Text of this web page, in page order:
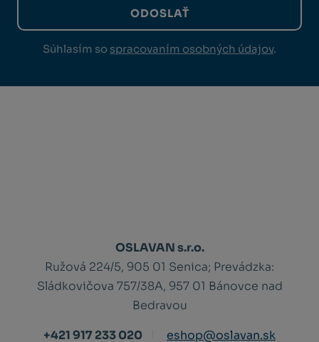
ODOSLAŤ
Súhlasím so spracovaním osobných údajov.
OSLAVAN s.r.o.
Ružová 224/5, 905 01 Senica; Prevádzka:
Sládkovičova 757/38A, 957 01 Bánovce nad
Bedravou
+421 917 233 020
eshop@oslavan.sk